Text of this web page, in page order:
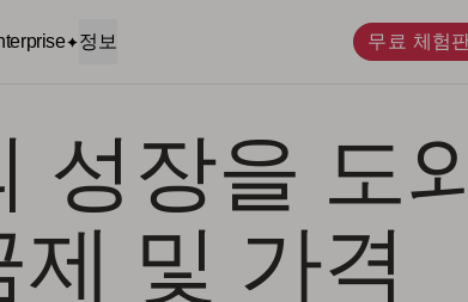
정보 무료 체험
성장을 도
및 가격